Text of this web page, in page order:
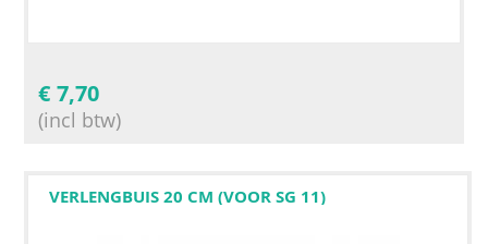
€ 7,70
(incl btw)
VERLENGBUIS 20 CM (VOOR SG 11)